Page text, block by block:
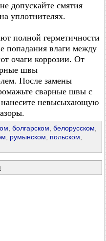
допускайте смятия
уплотнителях.
полной герметичности
попадания влаги между
очаги коррозии. От
швы
После замены
сварные швы с
нанесите невысыхающую
болгарском белорусском
румынском польском